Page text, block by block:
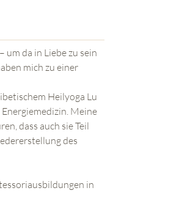
um da in Liebe zu sein
mich zu einer
Heilyoga Lu
Meine
dass auch sie Teil
des
in